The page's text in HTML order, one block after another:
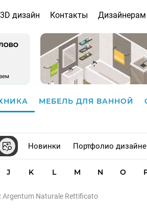
3D дизайн Контакты Дизайнерам
МЕБЕЛЬ ДЛЯ ВАННОЙ
Новинки Портфолио
J K L M N O
Argentum Naturale Rettificato